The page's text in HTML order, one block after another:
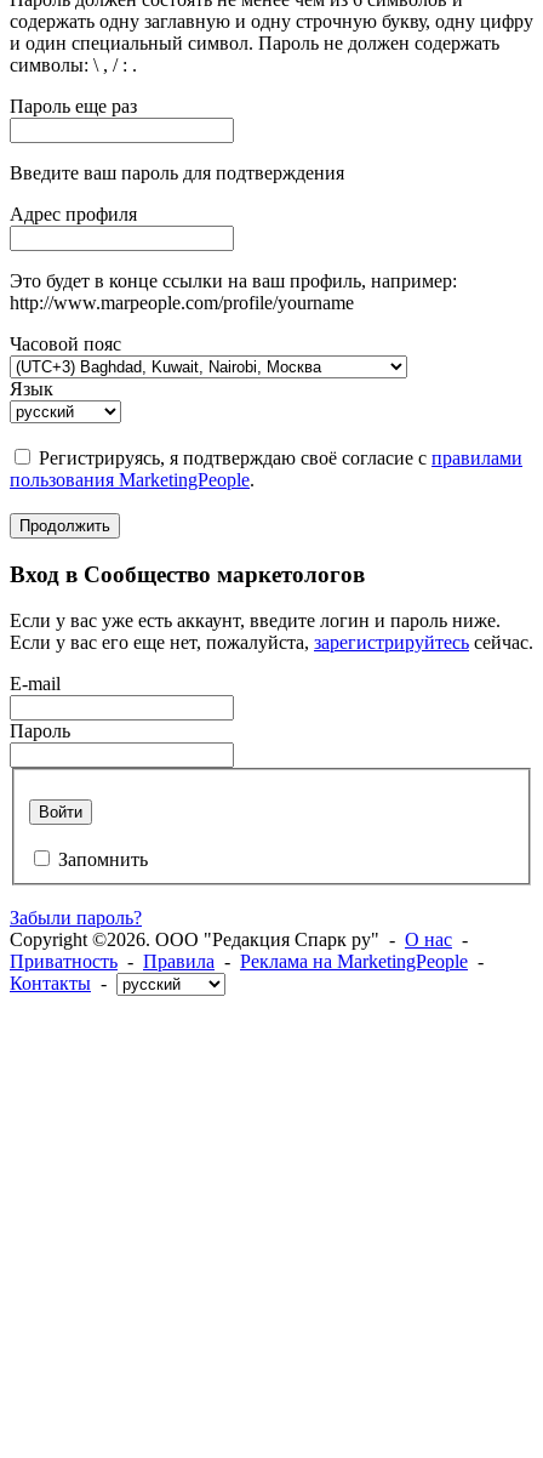
содержать одну заглавную и одну строчную букву, одну цифру
и один специальный символ. Пароль не должен содержать
символы: \ , / : .
Пароль еще раз
Введите ваш пароль для подтверждения
Адрес профиля
Это будет в конце ссылки на ваш профиль, например:
http://www.marpeople.com/profile/yourname
Часовой пояс
Язык
Регистрируясь, я подтверждаю своё согласие с правилами
пользования MarketingPeople.
Продолжить
Вход в Сообщество маркетологов
Если у вас уже есть аккаунт, введите логин и пароль ниже.
Если у вас его еще нет, пожалуйста, зарегистрируйтесь сейчас.
E-mail
Пароль
Войти
Запомнить
Забыли пароль?
Copyright ©2026. ООО "Редакция Спарк ру" - О нас -
Приватность - Правила - Реклама на MarketingPeople -
Контакты -